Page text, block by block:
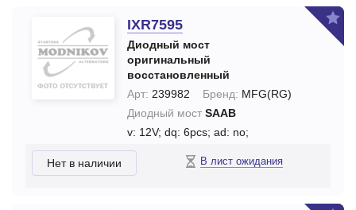
IXR7595
Диодный мост
оригинальный
восстановленный
Арт: 239982 Бренд: MFG(RG)
Диодный мост SAAB
v: 12V; dq: 6pcs; ad: no;
Нет в наличии В лист ожидания